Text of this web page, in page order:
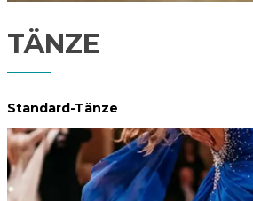
TÄNZE
Standard-Tänze